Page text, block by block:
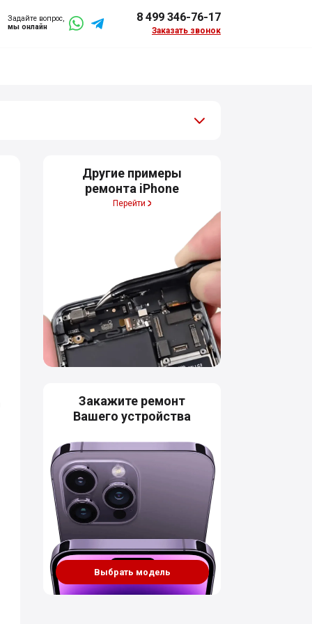
Задайте вопрос,
мы онлайн
8 499 346-76-17
Заказать звонок
Другие примеры
ремонта iPhone
Перейти
Закажите ремонт
Вашего устройства
Выбрать модель